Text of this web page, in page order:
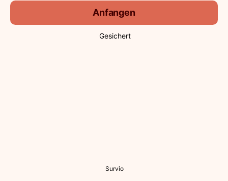
Anfangen
Gesichert
Survio